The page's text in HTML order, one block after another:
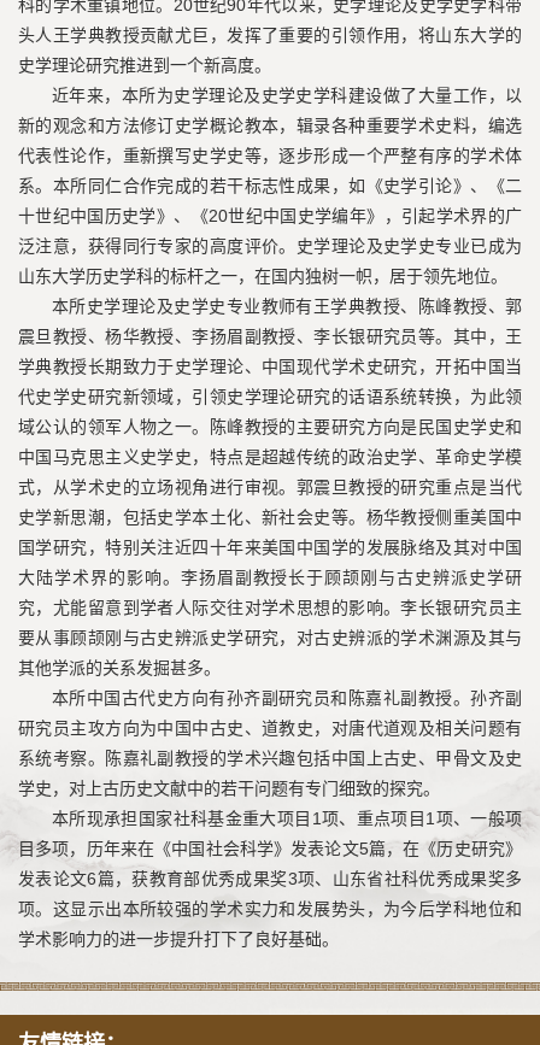
科的学术重镇地位。20世纪90年代以来，史学理论及史学史学科带
头人王学典教授贡献尤巨，发挥了重要的引领作用，将山东大学的
史学理论研究推进到一个新高度。
近年来，本所为史学理论及史学史学科建设做了大量工作，以
新的观念和方法修订史学概论教本，辑录各种重要学术史料，编选
代表性论作，重新撰写史学史等，逐步形成一个严整有序的学术体
系。本所同仁合作完成的若干标志性成果，如《史学引论》、《二
十世纪中国历史学》、《20世纪中国史学编年》，引起学术界的广
泛注意，获得同行专家的高度评价。史学理论及史学史专业已成为
山东大学历史学科的标杆之一，在国内独树一帜，居于领先地位。
本所史学理论及史学史专业教师有王学典教授、陈峰教授、郭
震旦教授、杨华教授、李扬眉副教授、李长银研究员等。其中，王
学典教授长期致力于史学理论、中国现代学术史研究，开拓中国当
代史学史研究新领域，引领史学理论研究的话语系统转换，为此领
域公认的领军人物之一。陈峰教授的主要研究方向是民国史学史和
中国马克思主义史学史，特点是超越传统的政治史学、革命史学模
式，从学术史的立场视角进行审视。郭震旦教授的研究重点是当代
史学新思潮，包括史学本土化、新社会史等。杨华教授侧重美国中
国学研究，特别关注近四十年来美国中国学的发展脉络及其对中国
大陆学术界的影响。李扬眉副教授长于顾颉刚与古史辨派史学研
究，尤能留意到学者人际交往对学术思想的影响。李长银研究员主
要从事顾颉刚与古史辨派史学研究，对古史辨派的学术渊源及其与
其他学派的关系发掘甚多。
本所中国古代史方向有孙齐副研究员和陈嘉礼副教授。孙齐副
研究员主攻方向为中国中古史、道教史，对唐代道观及相关问题有
系统考察。陈嘉礼副教授的学术兴趣包括中国上古史、甲骨文及史
学史，对上古历史文献中的若干问题有专门细致的探究。
本所现承担国家社科基金重大项目1项、重点项目1项、一般项
目多项，历年来在《中国社会科学》发表论文5篇，在《历史研究》
发表论文6篇，获教育部优秀成果奖3项、山东省社科优秀成果奖多
项。这显示出本所较强的学术实力和发展势头，为今后学科地位和
学术影响力的进一步提升打下了良好基础。